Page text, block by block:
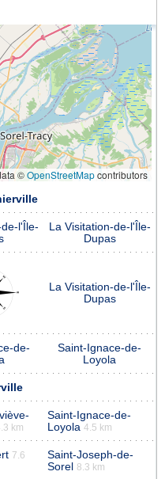
©OpenStreetMapcontributors
l'Île-
La Visitation-de-l'Île-
Dupas
La Visitation-de-l'Île-
Dupas
de-
Saint-Ignace-de-
Loyola
km
Saint-Ignace-de-
Loyola 4.5 km
7.6
Saint-Joseph-de-
Sorel 8.3 km